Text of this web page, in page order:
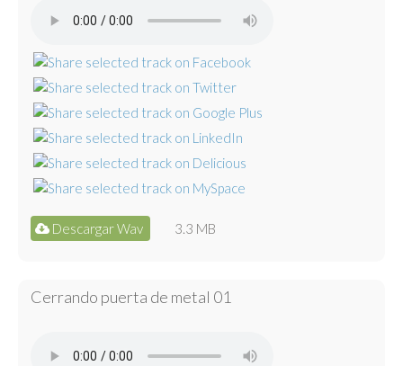
Descargar Wav 3.3 MB
Cerrando puerta de metal 01